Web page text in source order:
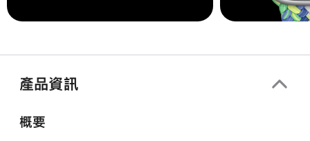
產品資訊
概要